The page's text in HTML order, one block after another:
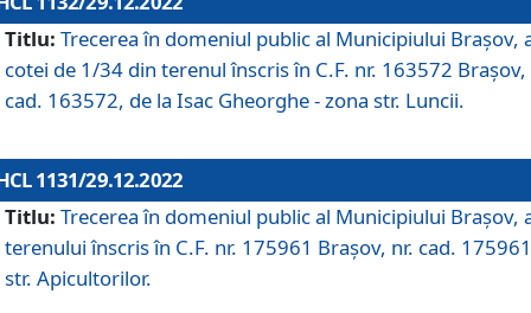
Titlu: Trecerea în domeniul public al Municipiului Braşov,
cotei de 1/34 din terenul înscris în C.F. nr. 163572 Brașov,
cad. 163572, de la Isac Gheorghe - zona str. Luncii.
1131/29.12.2022
Titlu: Trecerea în domeniul public al Municipiului Braşov,
terenului înscris în C.F. nr. 175961 Brașov, nr. cad.
str. Apicultorilor.